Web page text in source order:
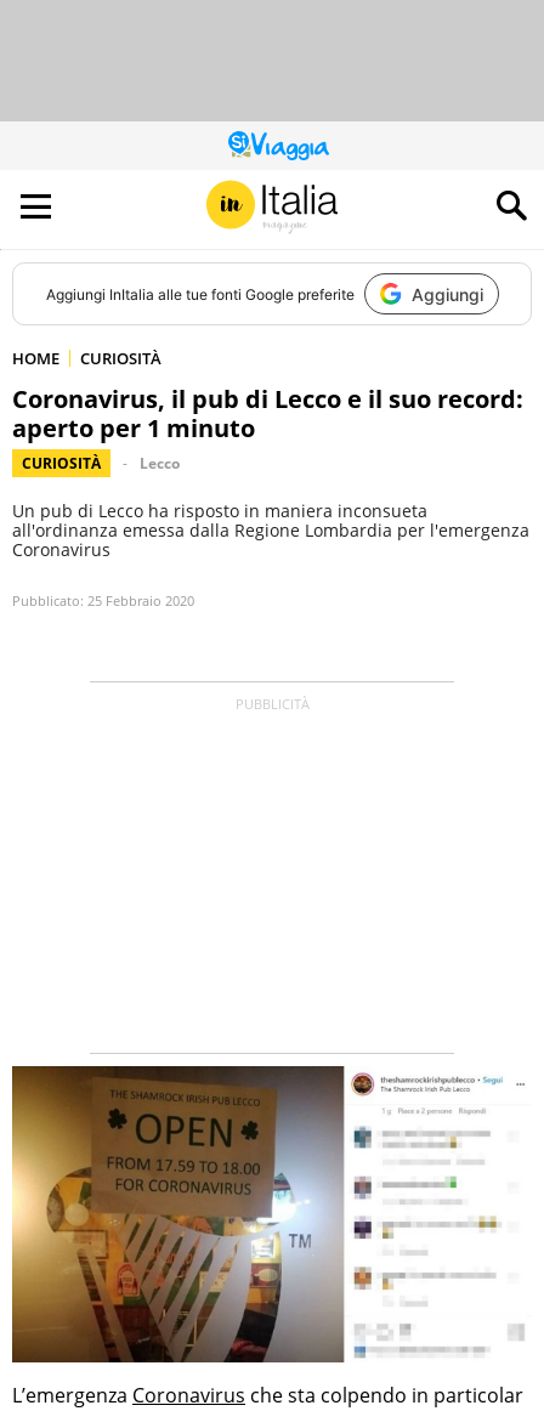
QUESTO
SITO
CONTRIBUISCE
ALL’AUDIENCE
DI
Aggiungi InItalia alle tue fonti Google preferite Aggiungi
HOME CURIOSITÀ
Coronavirus, il pub di Lecco e il suo record:
aperto per 1 minuto
CURIOSITÀ Lecco
Un pub di Lecco ha risposto in maniera inconsueta
all'ordinanza emessa dalla Regione Lombardia per l'emergenza
Coronavirus
Pubblicato: 25 Febbraio 2020
L’emergenza Coronavirus che sta colpendo in particolar